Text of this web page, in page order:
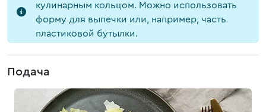
кулинарным кольцом. Можно использовать
форму для выпечки или, например, часть
пластиковой бутылки.
Подача